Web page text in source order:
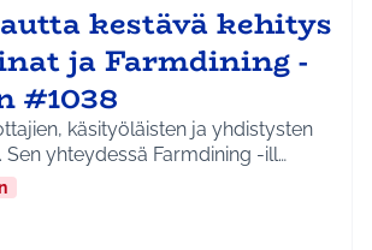
kestävä kehitys
ja Farmdining -
#1038
käsityöläisten ja yhdistysten
yhteydessä Farmdining -ill…
mukaan: Koko Tuusula